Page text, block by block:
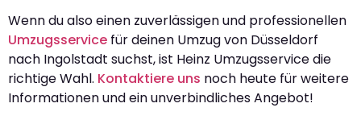
Wenn du also einen zuverlässigen und professionellen
Umzugsservice für deinen Umzug von Düsseldorf
nach Ingolstadt suchst, ist Heinz Umzugsservice die
richtige Wahl. Kontaktiere uns noch heute für weitere
Informationen und ein unverbindliches Angebot!